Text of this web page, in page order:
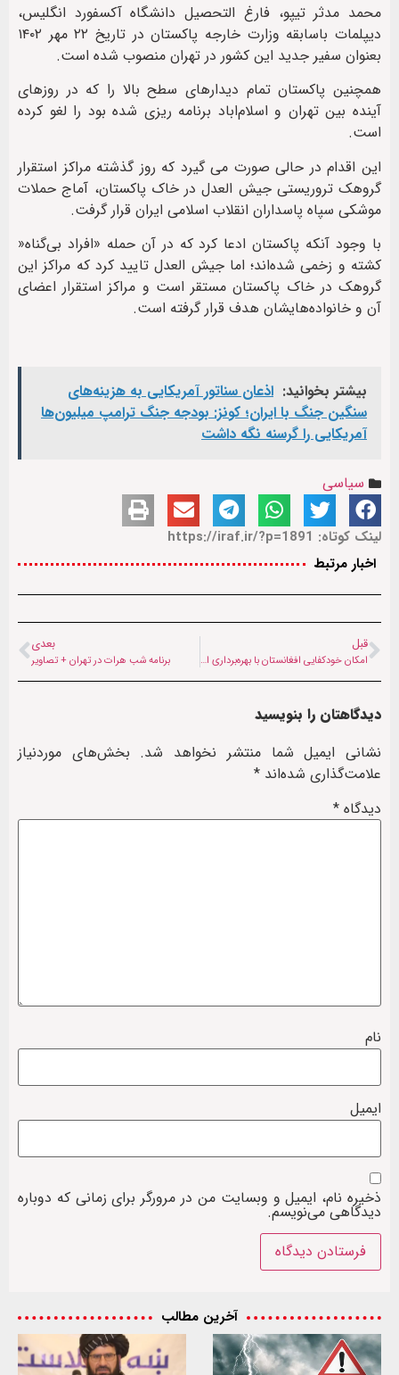
محمد مدثر تیپو، فارغ التحصیل دانشگاه آکسفورد انگلیس،
دیپلمات باسابقه وزارت خارجه پاکستان در تاریخ ۲۲ مهر ۱۴۰۲
بعنوان سفیر جدید این کشور در تهران منصوب شده است.
همچنین پاکستان تمام دیدارهای سطح بالا را که در روزهای
آینده بین تهران و اسلام‌اباد برنامه ریزی شده بود را لغو کرده
است.
این اقدام در حالی صورت می گیرد که روز گذشته مراکز استقرار
گروهک تروریستی جیش العدل در خاک پاکستان، آماج حملات
موشکی سپاه پاسداران انقلاب اسلامی ایران قرار گرفت.
با وجود آنکه پاکستان ادعا کرد که در آن حمله «افراد بی‌گناه«
کشته و زخمی شده‌اند؛ اما جیش العدل تایید کرد که مراکز این
گروهک در خاک پاکستان مستقر است و مراکز استقرار اعضای
آن و خانواده‌هایشان هدف قرار گرفته است.
بیشتر بخوانید: اذعان سناتور آمریکایی به هزینه‌های
سنگین جنگ با ایران؛ کونز: بودجه جنگ ترامپ میلیون‌ها
آمریکایی را گرسنه نگه داشت
سیاسی
لینک کوتاه: https://iraf.ir/?p=1891
اخبار مرتبط
قبل
امکان خودکفایی افغانستان با بهره‌برداری از حوزه نفتی هرات
بعدی
برنامه شب هرات در تهران + تصاویر
دیدگاهتان را بنویسید
نشانی ایمیل شما منتشر نخواهد شد. بخش‌های موردنیاز
علامت‌گذاری شده‌اند *
دیدگاه *
نام
ایمیل
ذخیره نام، ایمیل و وبسایت من در مرورگر برای زمانی که دوباره
دیدگاهی می‌نویسم.
آخرین مطالب